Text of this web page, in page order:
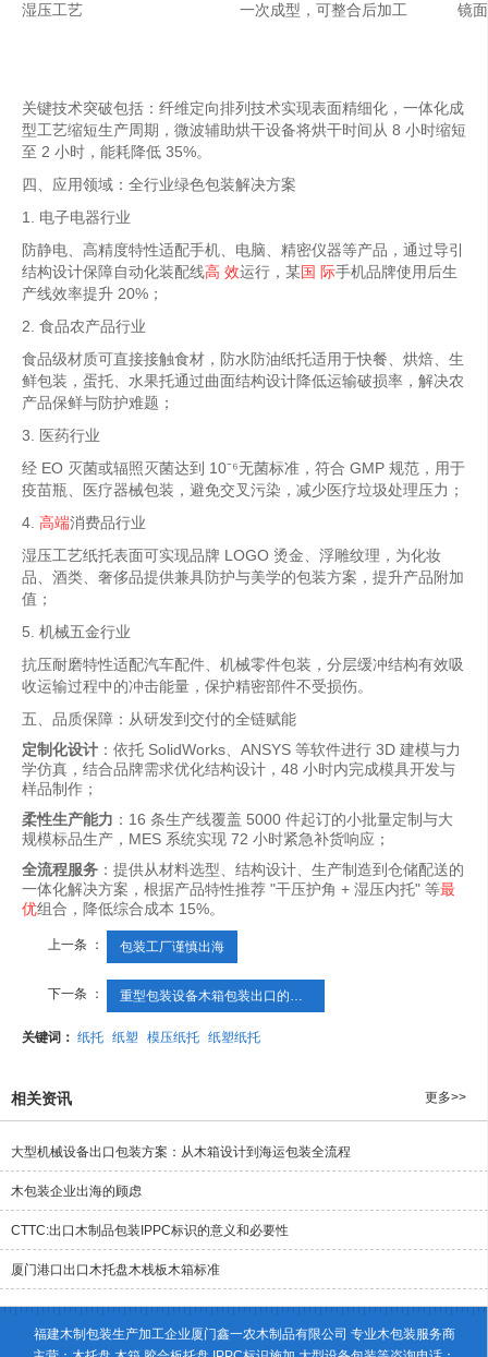
湿压工艺 一次成型，可整合后加工 镜
关键技术突破包括：纤维定向排列技术实现表面精细化，一体化成
型工艺缩短生产周期，微波辅助烘干设备将烘干时间从 8 小时缩短
至 2 小时，能耗降低 35%。
四、应用领域：全行业绿色包装解决方案
1. 电子电器行业
防静电、高精度特性适配手机、电脑、精密仪器等产品，通过导引
结构设计保障自动化装配线高 效运行，某国 际手机品牌使用后生
产线效率提升 20%；
2. 食品农产品行业
食品级材质可直接接触食材，防水防油纸托适用于快餐、烘焙、生
鲜包装，蛋托、水果托通过曲面结构设计降低运输破损率，解决农
产品保鲜与防护难题；
3. 医药行业
经 EO 灭菌或辐照灭菌达到 10⁻⁶无菌标准，符合 GMP 规范，用于
疫苗瓶、医疗器械包装，避免交叉污染，减少医疗垃圾处理压力；
4. 高端消费品行业
湿压工艺纸托表面可实现品牌 LOGO 烫金、浮雕纹理，为化妆
品、酒类、奢侈品提供兼具防护与美学的包装方案，提升产品附加
值；
5. 机械五金行业
抗压耐磨特性适配汽车配件、机械零件包装，分层缓冲结构有效吸
收运输过程中的冲击能量，保护精密部件不受损伤。
五、品质保障：从研发到交付的全链赋能
定制化设计：依托 SolidWorks、ANSYS 等软件进行 3D 建模与力
学仿真，结合品牌需求优化结构设计，48 小时内完成模具开发与
样品制作；
柔性生产能力 ：16 条生产线覆盖 5000 件起订的小批量定制与大
规模标品生产，MES 系统实现 72 小时紧急补货响应；
全流程服务：提供从材料选型、结构设计、生产制造到仓储配送的
一体化解决方案，根据产品特性推荐 "干压护角 + 湿压内托" 等最
优组合，降低综合成本 15%。
上一条 ： 包装工厂谨慎出海
下一条 ： 重型包装设备木箱包装出口的要求
关键词： 纸托 纸塑 模压纸托 纸塑纸托
相关资讯 更多>>
大型机械设备出口包装方案：从木箱设计到海运包装全流程
木包装企业出海的顾虑
CTTC:出口木制品包装IPPC标识的意义和必要性
厦门港口出口木托盘木栈板木箱标准
福建木制包装生产加工企业厦门鑫一农木制品有限公司 专业木包装服务商